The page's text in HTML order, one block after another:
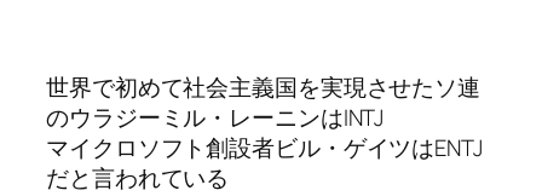
世界で初めて社会主義国を実現させたソ連
のウラジーミル・レーニンはINTJ
マイクロソフト創設者ビル・ゲイツはENTJ
だと言われている